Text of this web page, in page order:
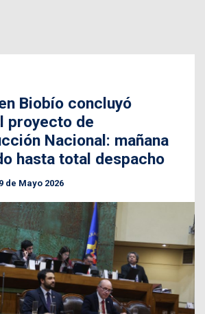
Biobío concluyó
proyecto de
Nacional: mañana
hasta total despacho
de Mayo 2026